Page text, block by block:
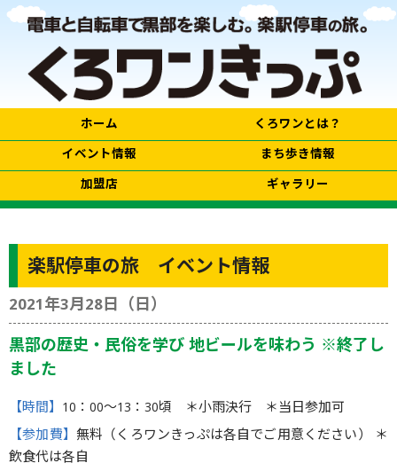
ホーム
くろワンとは？
イベント情報
まち歩き情報
加盟店
ギャラリー
楽駅停車の旅 イベント情報
2021年3月28日（日）
黒部の歴史・民俗を学び 地ビールを味わう ※終了し
ました
【時間】 10：00〜13：30頃 ＊小雨決行 ＊当日参加可
【参加費】 無料（くろワンきっぷは各自でご用意ください） ＊
飲食代は各自